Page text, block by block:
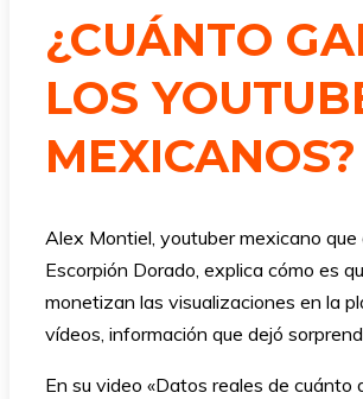
¿CUÁNTO
LOS
MEXICANOS?
Alex Montiel, youtuber mexicano que
Escorpión Dorado, explica cómo es
monetizan las visualizaciones en la
vídeos, información que dejó
En su video «Datos reales de cuánto